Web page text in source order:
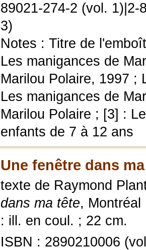
89021-274-2 (vol. 1)|2-
3)
Notes : Titre de
Les manigances de
Marilou Polaire, 1997 ;
Les manigances de
Marilou Polaire ; [3] :
enfants de 7 à 12 ans
Une fenêtre dans
texte de Raymond
dans ma tête,
: ill. en coul. ; 22 cm.
ISBN : 2890210006